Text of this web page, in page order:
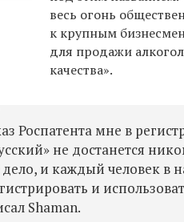
весь огонь
к крупным
для продажи
качества».
Роспатента мне в
не достанется
дело, и каждый человек в
и
Shaman.